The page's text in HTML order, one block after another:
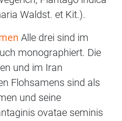
Waldst. et Kit.).
Alle drei sind im
monographiert. Die
und im Iran
Flohsamens sind als
und seine
ovatae seminis